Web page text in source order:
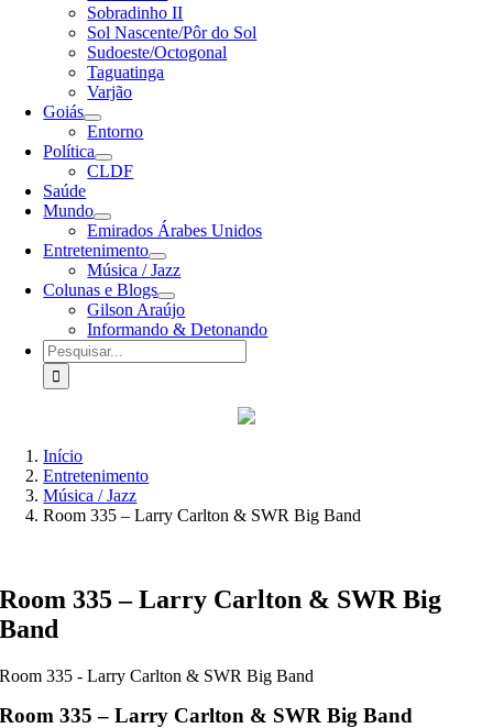
Sobradinho II
Sol Nascente/Pôr do Sol
Sudoeste/Octogonal
Taguatinga
Varjão
Goiás
Entorno
Política
CLDF
Saúde
Mundo
Emirados Árabes Unidos
Entretenimento
Música / Jazz
Colunas e Blogs
Gilson Araújo
Informando & Detonando
Buscar
resultados
para:
Início
Entretenimento
Música / Jazz
Room 335 – Larry Carlton & SWR Big Band
Room 335 – Larry Carlton & SWR Big
Band
Room 335 - Larry Carlton & SWR Big Band
Room 335 – Larry Carlton & SWR Big Band